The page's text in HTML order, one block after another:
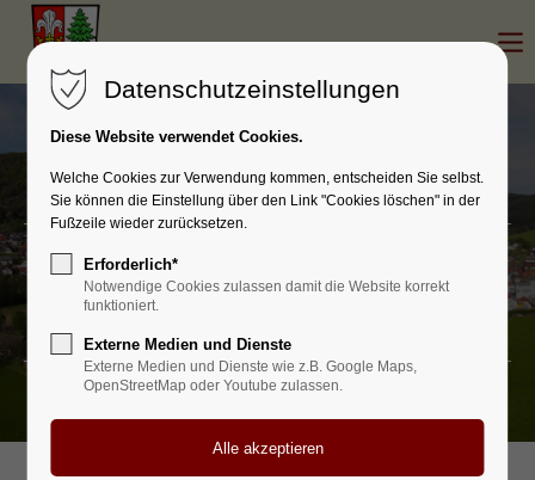
Veranstaltungen
Datenschutzeinstellungen
Diese Website verwendet Cookies.
Welche Cookies zur Verwendung kommen, entscheiden Sie selbst.
Sie können die Einstellung über den Link "Cookies löschen" in der
Fußzeile wieder zurücksetzen.
Erforderlich*
Notwendige Cookies zulassen damit die Website korrekt
funktioniert.
Externe Medien und Dienste
Externe Medien und Dienste wie z.B. Google Maps,
OpenStreetMap oder Youtube zulassen.